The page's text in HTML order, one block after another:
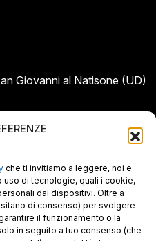
che ti invitiamo a leggere, noi e
uso di tecnologie, quali i cookie,
dai dispositivi. Oltre a
di consenso) per svolgere
il funzionamento o la
in seguito a tuo consenso (che
Giovanni al Natisone (UD)